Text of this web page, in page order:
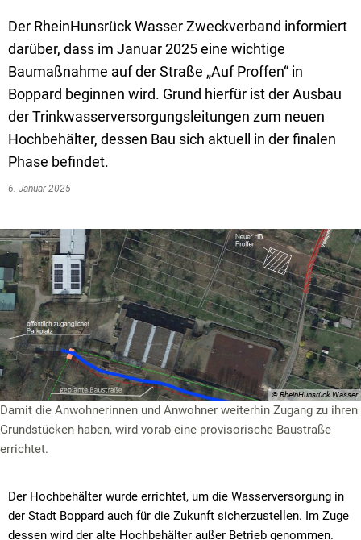
Livestream Sitzungen auf Youtube
Wahlergebnisse
Baugrundstücke
Straßenausbaupläne
Wiederkehrende Straßenausbaubeiträge
Gewerbe-Anmeldung/Ummeldung/
Gewerberegisterauskunft
Grundsteuerreform
Haushaltsplan
Satzungen und Richtlinien
Schutzhütten
Vereine und
Bücher-Shop
Der RheinHunsrück Wasser Zweckverband informiert
darüber, dass im Januar 2025 eine wichtige
Baumaßnahme auf der Straße „Auf Proffen“ in
Boppard beginnen wird. Grund hierfür ist der Ausbau
der Trinkwasserversorgungsleitungen zum neuen
Hochbehälter, dessen Bau sich aktuell in der finalen
Phase befindet.
6. Januar 2025
© RheinHunsrück Wasser
Damit die Anwohnerinnen und Anwohner weiterhin Zugang zu ihren
Grundstücken haben, wird vorab eine provisorische Baustraße
errichtet.
Der Hochbehälter wurde errichtet, um die Wasserversorgung in
der Stadt Boppard auch für die Zukunft sicherzustellen. Im Zuge
dessen wird der alte Hochbehälter außer Betrieb genommen.